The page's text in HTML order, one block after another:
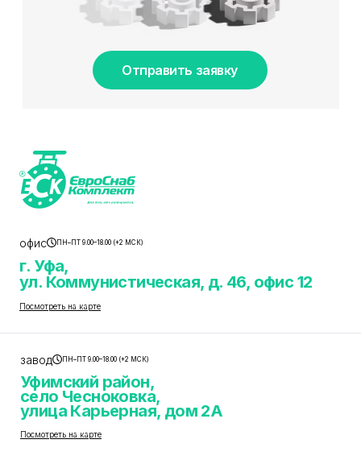
Отправить заявку
офис ПН–ПТ 9.00–18.00 (+2 МСК)
г. Уфа,
ул. Коммунистическая, д. 46, офис 12
Посмотреть на карте
завод ПН–ПТ 9.00–18.00 (+2 МСК)
Уфимский район,
село Чесноковка,
улица Карьерная, дом 2А
Посмотреть на карте